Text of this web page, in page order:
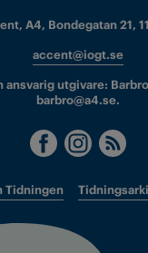
A4, Bondegatan 21,
accent@iogt.se
utgivare:
barbro@a4.se.
Tidningen